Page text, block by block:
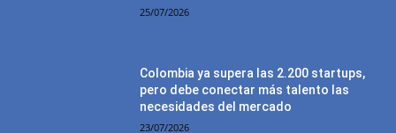
25/07/2026
Colombia ya supera las 2.200 startups,
pero debe conectar más talento las
necesidades del mercado
23/07/2026